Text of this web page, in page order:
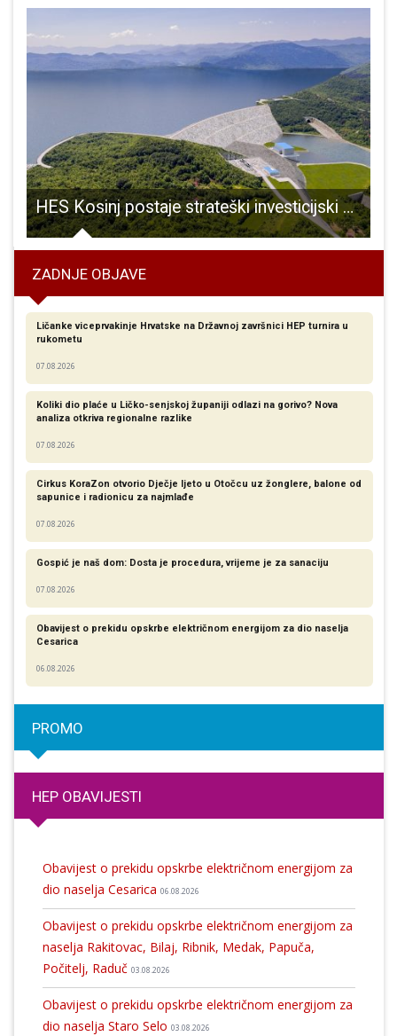
HES Kosinj postaje strateški investicijski projekt Republike Hrvatske?
ZADNJE OBJAVE
Ličanke viceprvakinje Hrvatske na Državnoj završnici HEP turnira u
rukometu
07.08.2026
Koliki dio plaće u Ličko-senjskoj županiji odlazi na gorivo? Nova
analiza otkriva regionalne razlike​
07.08.2026
Cirkus KoraZon otvorio Dječje ljeto u Otočcu uz žonglere, balone od
sapunice i radionicu za najmlađe
07.08.2026
Gospić je naš dom: Dosta je procedura, vrijeme je za sanaciju
07.08.2026
Obavijest o prekidu opskrbe električnom energijom za dio naselja
Cesarica
06.08.2026
PROMO
HEP OBAVIJESTI
Obavijest o prekidu opskrbe električnom energijom za
dio naselja Cesarica 06.08.2026
Obavijest o prekidu opskrbe električnom energijom za
naselja Rakitovac, Bilaj, Ribnik, Medak, Papuča,
Počitelj, Raduč 03.08.2026
Obavijest o prekidu opskrbe električnom energijom za
dio naselja Staro Selo 03.08.2026